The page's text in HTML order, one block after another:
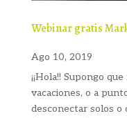
Webinar gratis
Ago 10, 2019
¡¡Hola!! Supongo
vacaciones, o a
desconectar solos o